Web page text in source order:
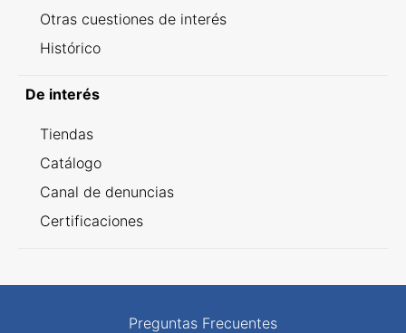
Otras cuestiones de interés
Histórico
De interés
Tiendas
Catálogo
Canal de denuncias
Certificaciones
Preguntas Frecuentes